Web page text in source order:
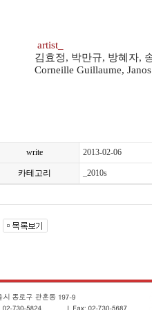
artist_
김효정, 박만규, 방혜자,
Guillaume, Janos
write 2013-02-06
카테고리 _2010s